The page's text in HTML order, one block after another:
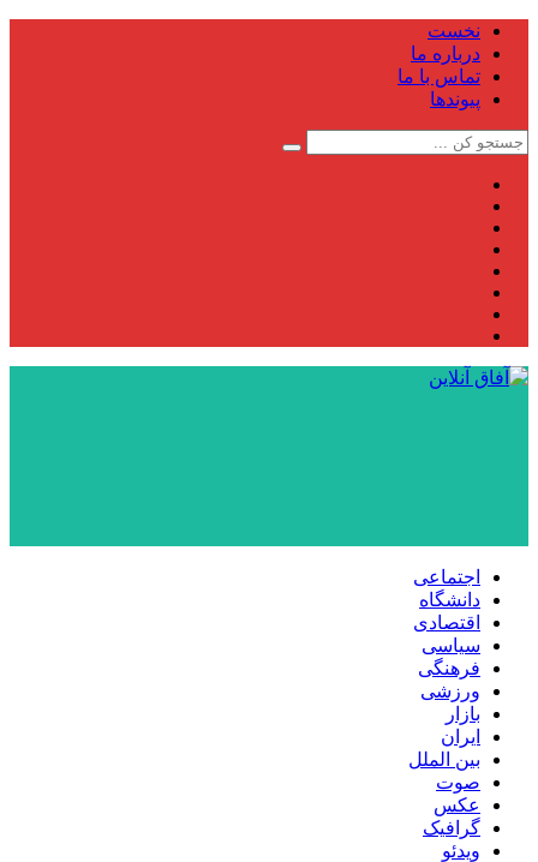
نخست
درباره ما
تماس با ما
پیوندها
اجتماعی
دانشگاه
اقتصادی
سیاسی
فرهنگی
ورزشی
بازار
ایران
بین الملل
صوت
عکس
گرافیک
ویدئو